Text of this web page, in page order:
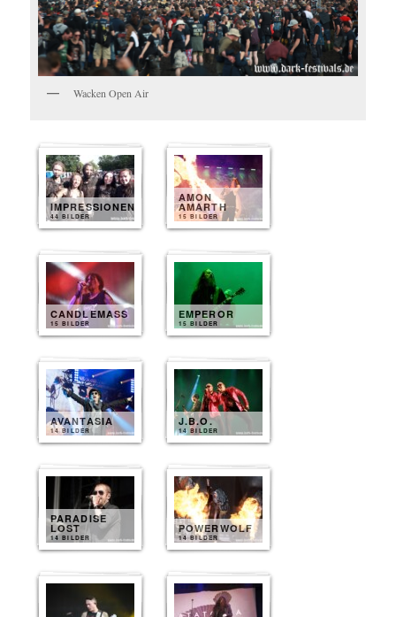
Wacken Open Air
IMPRESSIONEN
44 BILDER
AMON
AMARTH
15 BILDER
CANDLEMASS
15 BILDER
EMPEROR
15 BILDER
AVANTASIA
14 BILDER
J.B.O.
14 BILDER
PARADISE
LOST
14 BILDER
POWERWOLF
14 BILDER